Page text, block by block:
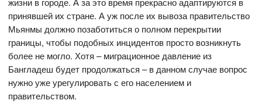
принявшей их стране. А уж после их вывоза правительство
Мьянмы должно позаботиться о полном перекрытии
границы, чтобы подобных инцидентов просто возникнуть
более не могло. Хотя – миграционное давление из
Бангладеш будет продолжаться – в данном случае вопрос
нужно уже урегулировать с его населением и
правительством.